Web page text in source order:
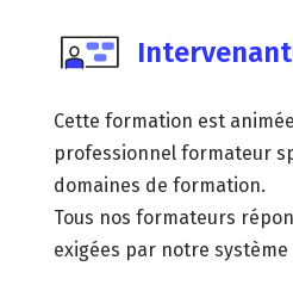
Cette formation est
professionnel formateur
domaines de formation.
Tous nos formateurs
exigées par notre système